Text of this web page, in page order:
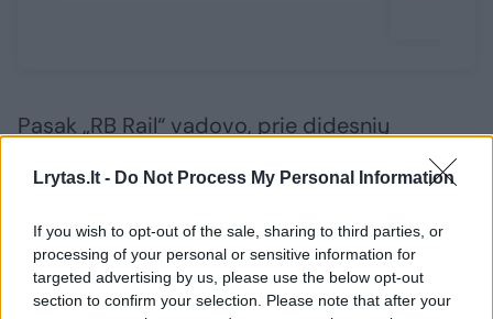
Lrytas.lt - Do Not Process My Personal Information
If you wish to opt-out of the sale, sharing to third parties, or
processing of your personal or sensitive information for
targeted advertising by us, please use the below opt-out
section to confirm your selection. Please note that after your
Pasak „RB Rail“ vadovo, prie didesnių
numatomų kaštų prisidėjo ir išaugę projekto
mąstai. Kaip rodo kaštų ir naudos analizė,
projekto kainą 31 proc. padidino mąsto
pokyčiai, į kuriuos įeina geresnis regionų
susisiekimas.